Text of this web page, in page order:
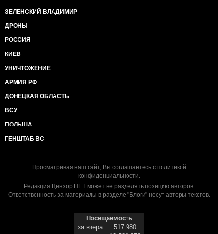
ЗЕЛЕНСКИЙ ВЛАДИМИР
ДРОНЫ
РОССИЯ
КИЕВ
УНИЧТОЖЕНИЕ
АРМИЯ РФ
ДОНЕЦКАЯ ОБЛАСТЬ
ВСУ
ПОЛЬША
ГЕНШТАБ ВС
Просматривая наш сайт, Вы соглашаетесь с политикой
конфиденциальности.
Редакция Цензор.НЕТ может не разделять позицию авторов.
Ответственность за материалы в разделе "Блоги" несут авторы текстов.
Посещаемость
за вчера
517 980